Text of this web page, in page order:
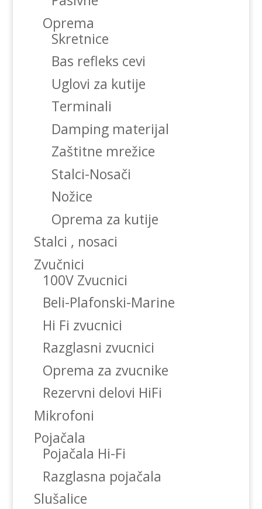
Oprema
Skretnice
Bas refleks cevi
Uglovi za kutije
Terminali
Damping materijal
Zaštitne mrežice
Stalci-Nosači
Nožice
Oprema za kutije
Stalci , nosaci
Zvučnici
100V Zvucnici
Beli-Plafonski-Marine
Hi Fi zvucnici
Razglasni zvucnici
Oprema za zvucnike
Rezervni delovi HiFi
Mikrofoni
Pojačala
Pojačala Hi-Fi
Razglasna pojačala
Slušalice